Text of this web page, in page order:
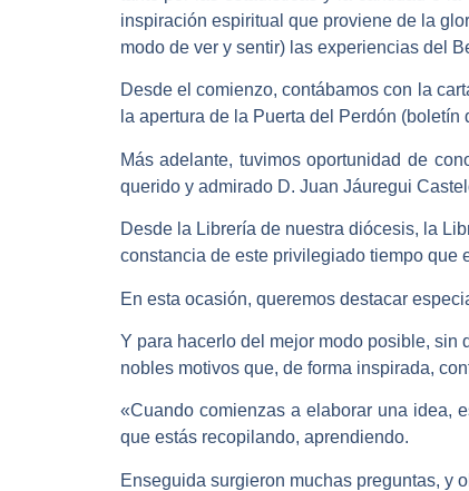
inspiración espiritual que proviene de la
modo de ver y sentir) las experiencias del
Desde el comienzo, contábamos con la
la apertura de la Puerta del Perdón (boletín
Más adelante, tuvimos oportunidad de
querido y admirado D. Juan Jáuregui
Desde la Librería de nuestra diócesis, la
constancia de este privilegiado tiempo que
En esta ocasión, queremos destacar
Y para hacerlo del mejor modo posible, sin
nobles motivos que, de forma inspirada,
«Cuando comienzas a elaborar una idea,
que estás recopilando, aprendiendo.
Enseguida surgieron muchas preguntas, y